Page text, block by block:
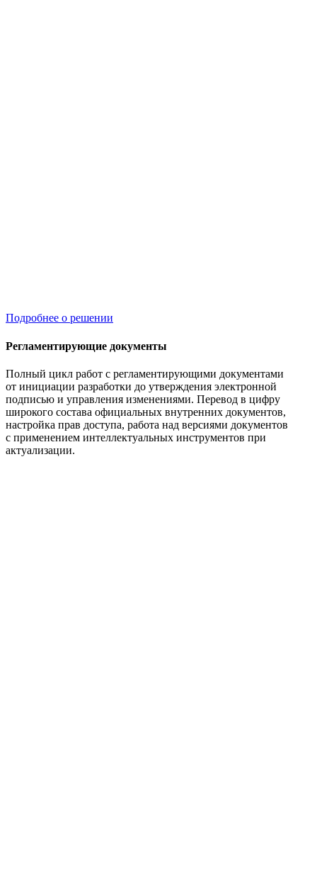
Подробнее о решении
Регламентирующие документы
Полный цикл работ с регламентирующими документами
от инициации разработки до утверждения электронной
подписью и управления изменениями. Перевод в цифру
широкого состава официальных внутренних документов,
настройка прав доступа, работа над версиями документов
с применением интеллектуальных инструментов при
актуализации.